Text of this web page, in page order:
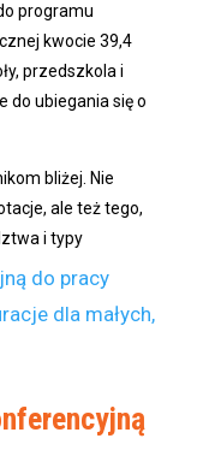
programu
kwocie 39,4
przedszkola i
do ubiegania się o
bliżej. Nie
ale też tego,
i typy